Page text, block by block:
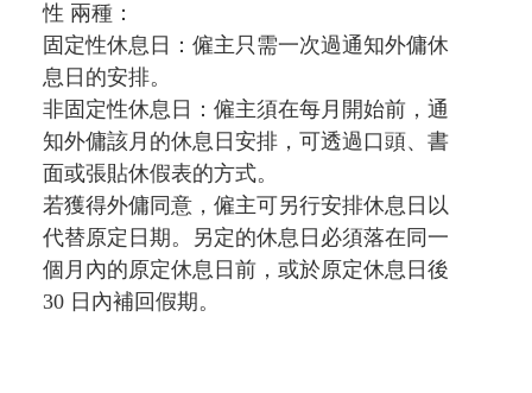
性 兩種：
固定性休息日：僱主只需一次過通知外傭休
息日的安排。
非固定性休息日：僱主須在每月開始前，通
知外傭該月的休息日安排，可透過口頭、書
面或張貼休假表的方式。
若獲得外傭同意，僱主可另行安排休息日以
代替原定日期。另定的休息日必須落在同一
個月內的原定休息日前，或於原定休息日後
30 日內補回假期。